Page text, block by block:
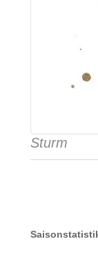
Sturm